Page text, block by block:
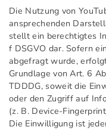
Die Nutzung von
ansprechenden
stellt ein berechtigtes
f DSGVO dar. Sofern
abgefragt wurde,
Grundlage von Art. 6
TDDDG, soweit die
oder den Zugriff auf
(z. B. Device-
Die Einwilligung ist